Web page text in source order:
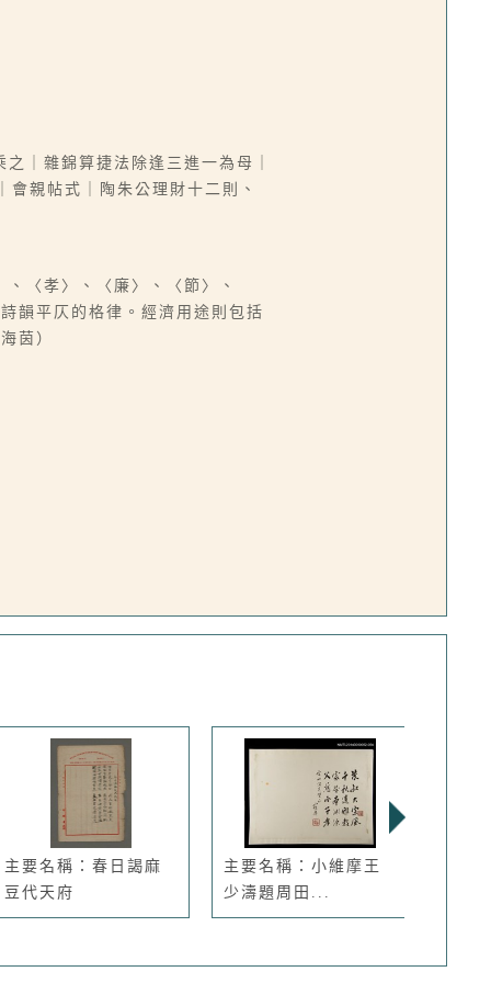
｜雜錦算捷法除逢三進一為母｜
親帖式｜陶朱公理財十二則、
〈孝〉、〈廉〉、〈節〉、
韻平仄的格律。經濟用途則包括
茵）
主要名稱：春日謁麻
豆代天府
主要名稱：小維摩王
少濤題周田...